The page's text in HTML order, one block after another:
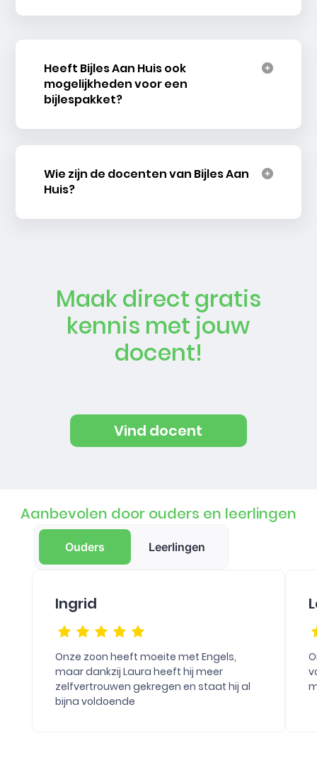
Heeft Bijles Aan Huis ook
mogelijkheden voor een
bijlespakket?
Wie zijn de docenten van Bijles Aan
Huis?
Maak direct gratis
kennis met jouw
docent!
Vind docent
Aanbevolen door ouders en leerlingen
Ouders Leerlingen
Ingrid
Onze zoon heeft moeite met Engels,
maar dankzij Laura heeft hij meer
zelfvertrouwen gekregen en staat hij al
bijna voldoende